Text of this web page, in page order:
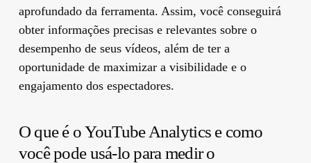
aprofundado da ferramenta. Assim, você conseguirá
obter informações precisas e relevantes sobre o
desempenho de seus vídeos, além de ter a
oportunidade de maximizar a visibilidade e o
engajamento dos espectadores.
O que é o YouTube Analytics e como
você pode usá-lo para medir o